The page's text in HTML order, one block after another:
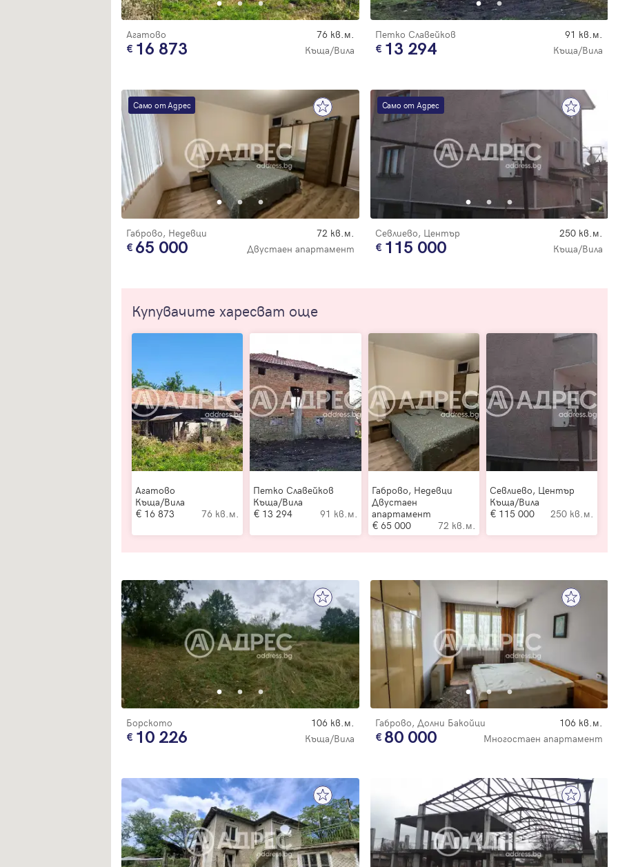
Агатово 76 кв.м.
16 873 Къща/Вила
Петко Славейков 91 кв.м.
13 294 Къща/Вила
Само от Адрес
Габрово, Недевци 72 кв.м.
65 000 Двустаен апартамент
Само от Адрес
Севлиево, Център 250 кв.м.
115 000 Къща/Вила
Купувачите харесват още
Агатово
Къща/Вила
16 873
76 кв.м.
Петко Славейков
Къща/Вила
13 294
91 кв.м.
Габрово, Недевци
Двустаен
апартамент
65 000
72 кв.м.
Севлиево, Център
Къща/Вила
115 000
250 кв.м.
Борското 106 кв.м.
10 226 Къща/Вила
Габрово, Долни Бакойци 106 кв.м.
80 000 Многостаен апартамент